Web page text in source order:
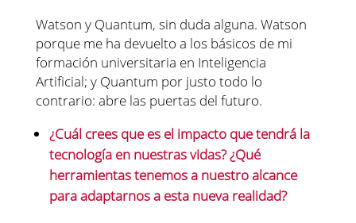
Watson y Quantum, sin duda alguna. Watson
porque me ha devuelto a los básicos de mi
formación universitaria en Inteligencia
Artificial; y Quantum por justo todo lo
contrario: abre las puertas del futuro.
¿Cuál crees que es el impacto que tendrá la
tecnología en nuestras vidas? ¿Qué
herramientas tenemos a nuestro alcance
para adaptarnos a esta nueva realidad?